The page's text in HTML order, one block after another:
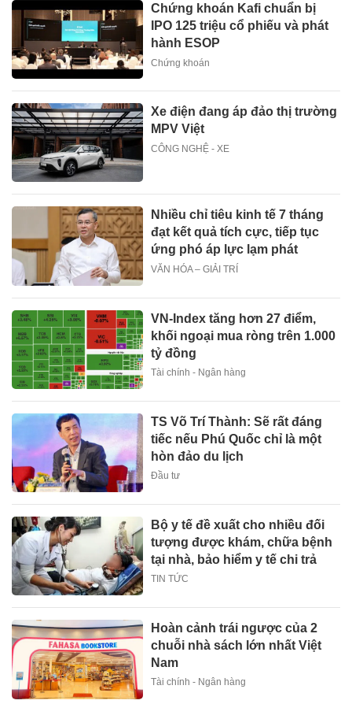
Chứng khoán Kafi chuẩn bị
IPO 125 triệu cổ phiếu và phát
hành ESOP
Chứng khoán
Xe điện đang áp đảo thị trường
MPV Việt
CÔNG NGHỆ - XE
Nhiều chỉ tiêu kinh tế 7 tháng
đạt kết quả tích cực, tiếp tục
ứng phó áp lực lạm phát
VĂN HÓA – GIẢI TRÍ
VN-Index tăng hơn 27 điểm,
khối ngoại mua ròng trên 1.000
tỷ đồng
Tài chính - Ngân hàng
TS Võ Trí Thành: Sẽ rất đáng
tiếc nếu Phú Quốc chỉ là một
hòn đảo du lịch
Đầu tư
Bộ y tế đề xuất cho nhiều đối
tượng được khám, chữa bệnh
tại nhà, bảo hiểm y tế chi trả
TIN TỨC
Hoàn cảnh trái ngược của 2
chuỗi nhà sách lớn nhất Việt
Nam
Tài chính - Ngân hàng